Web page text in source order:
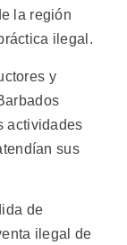
la región
ilegal.
y
actividades
sus
de
ilegal de